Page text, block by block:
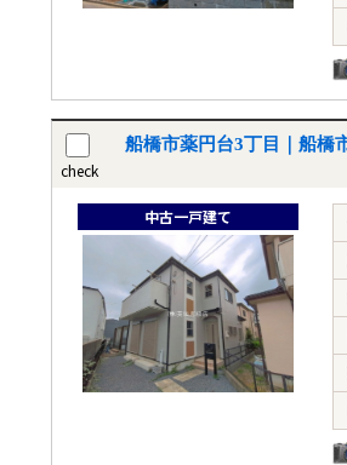
check
船橋市薬円台3丁目｜船橋
中古一戸建て